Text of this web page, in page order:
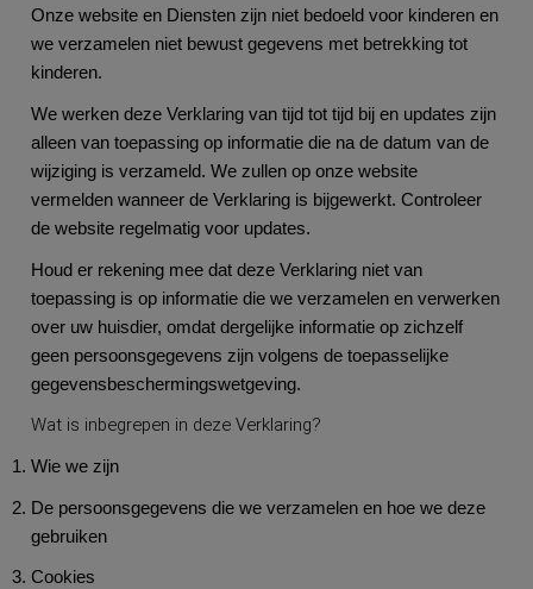
Onze website en Diensten zijn niet bedoeld voor kinderen en
we verzamelen niet bewust gegevens met betrekking tot
kinderen.
We werken deze Verklaring van tijd tot tijd bij en updates zijn
alleen van toepassing op informatie die na de datum van de
wijziging is verzameld. We zullen op onze website
vermelden wanneer de Verklaring is bijgewerkt. Controleer
de website regelmatig voor updates.
Houd er rekening mee dat deze Verklaring niet van
toepassing is op informatie die we verzamelen en verwerken
over uw huisdier, omdat dergelijke informatie op zichzelf
geen persoonsgegevens zijn volgens de toepasselijke
gegevensbeschermingswetgeving.
Wat is inbegrepen in deze Verklaring?
Wie we zijn
De persoonsgegevens die we verzamelen en hoe we deze
gebruiken
Cookies